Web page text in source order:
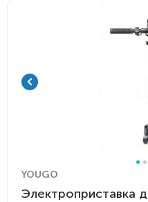
YOUGO
Электроприставка